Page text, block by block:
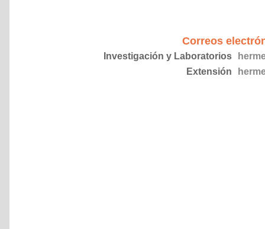
Correos
Investigación y Laboratorios
Extensión